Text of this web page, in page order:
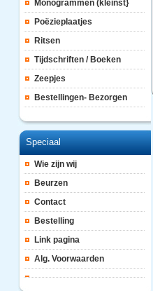
Monogrammen (kleinst}
Poëzieplaatjes
Ritsen
Tijdschriften / Boeken
Zeepjes
Bestellingen- Bezorgen
Speciaal
Wie zijn wij
Beurzen
Contact
Bestelling
Link pagina
Alg. Voorwaarden